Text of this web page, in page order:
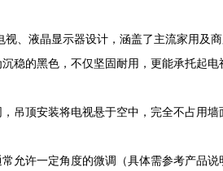
视、液晶显示器设计，涵盖了主流家用及
沉稳的黑色，不仅坚固耐用，更能承托起
，吊顶安装将电视悬于空中，完全不占用
允许一定角度的微调（具体需参考产品